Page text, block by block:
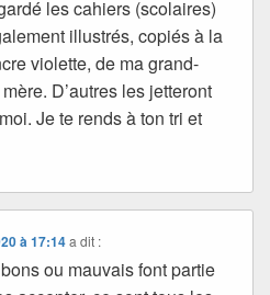
les cahiers (scolaires)
illustrés, copiés à la
violette, de ma grand-
D’autres les jetteront
Je te rends à ton tri et
à 17:14 a dit :
ou mauvais font partie